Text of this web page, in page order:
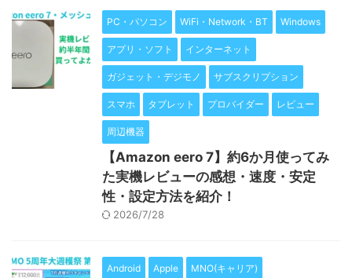
PC・パソコン WiFi・Network・BT Windows
アプリ・ソフト インターネット
ガジェット・デジモノ サブスクリプション
スマホ タブレット プロバイダー レビュー
周辺機器
【Amazon eero 7】約6か月使ってみ
た実機レビューの感想・速度・安定
性・設定方法を紹介！
2026/7/28
Android Apple MNO(キャリア)